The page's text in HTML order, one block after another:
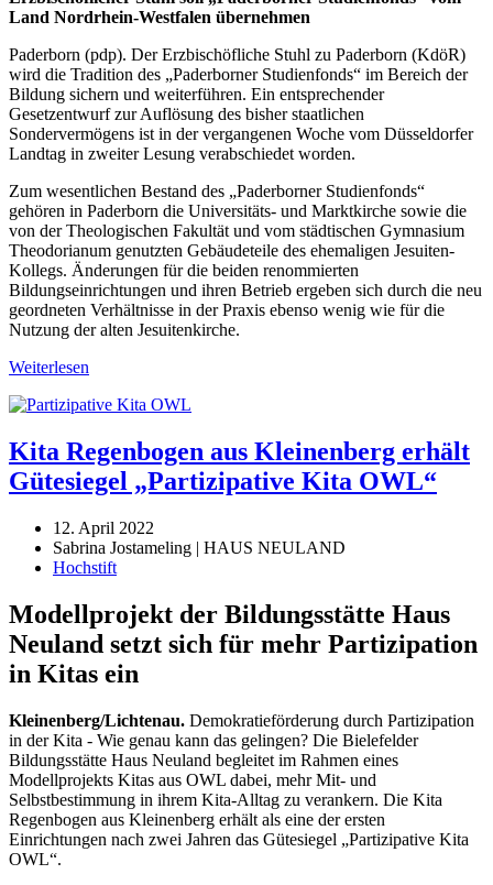
Land Nordrhein-Westfalen übernehmen
Paderborn (pdp). Der Erzbischöfliche Stuhl zu Paderborn (KdöR)
wird die Tradition des „Paderborner Studienfonds“ im Bereich der
Bildung sichern und weiterführen. Ein entsprechender
Gesetzentwurf zur Auflösung des bisher staatlichen
Sondervermögens ist in der vergangenen Woche vom Düsseldorfer
Landtag in zweiter Lesung verabschiedet worden.
Zum wesentlichen Bestand des „Paderborner Studienfonds“
gehören in Paderborn die Universitäts- und Marktkirche sowie die
von der Theologischen Fakultät und vom städtischen Gymnasium
Theodorianum genutzten Gebäudeteile des ehemaligen Jesuiten-
Kollegs. Änderungen für die beiden renommierten
Bildungseinrichtungen und ihren Betrieb ergeben sich durch die neu
geordneten Verhältnisse in der Praxis ebenso wenig wie für die
Nutzung der alten Jesuitenkirche.
Weiterlesen
Kita Regenbogen aus Kleinenberg erhält
Gütesiegel „Partizipative Kita OWL“
12. April 2022
Sabrina Jostameling | HAUS NEULAND
Hochstift
Modellprojekt der Bildungsstätte Haus
Neuland setzt sich für mehr Partizipation
in Kitas ein
Kleinenberg/Lichtenau. Demokratieförderung durch Partizipation
in der Kita - Wie genau kann das gelingen? Die Bielefelder
Bildungsstätte Haus Neuland begleitet im Rahmen eines
Modellprojekts Kitas aus OWL dabei, mehr Mit- und
Selbstbestimmung in ihrem Kita-Alltag zu verankern. Die Kita
Regenbogen aus Kleinenberg erhält als eine der ersten
Einrichtungen nach zwei Jahren das Gütesiegel „Partizipative Kita
OWL“.